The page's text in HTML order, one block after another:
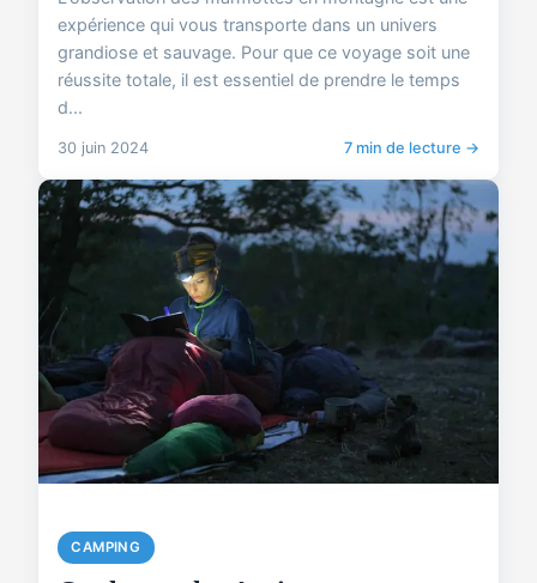
expérience qui vous transporte dans un univers
grandiose et sauvage. Pour que ce voyage soit une
réussite totale, il est essentiel de prendre le temps
d...
30 juin 2024 7 min de lecture →
CAMPING